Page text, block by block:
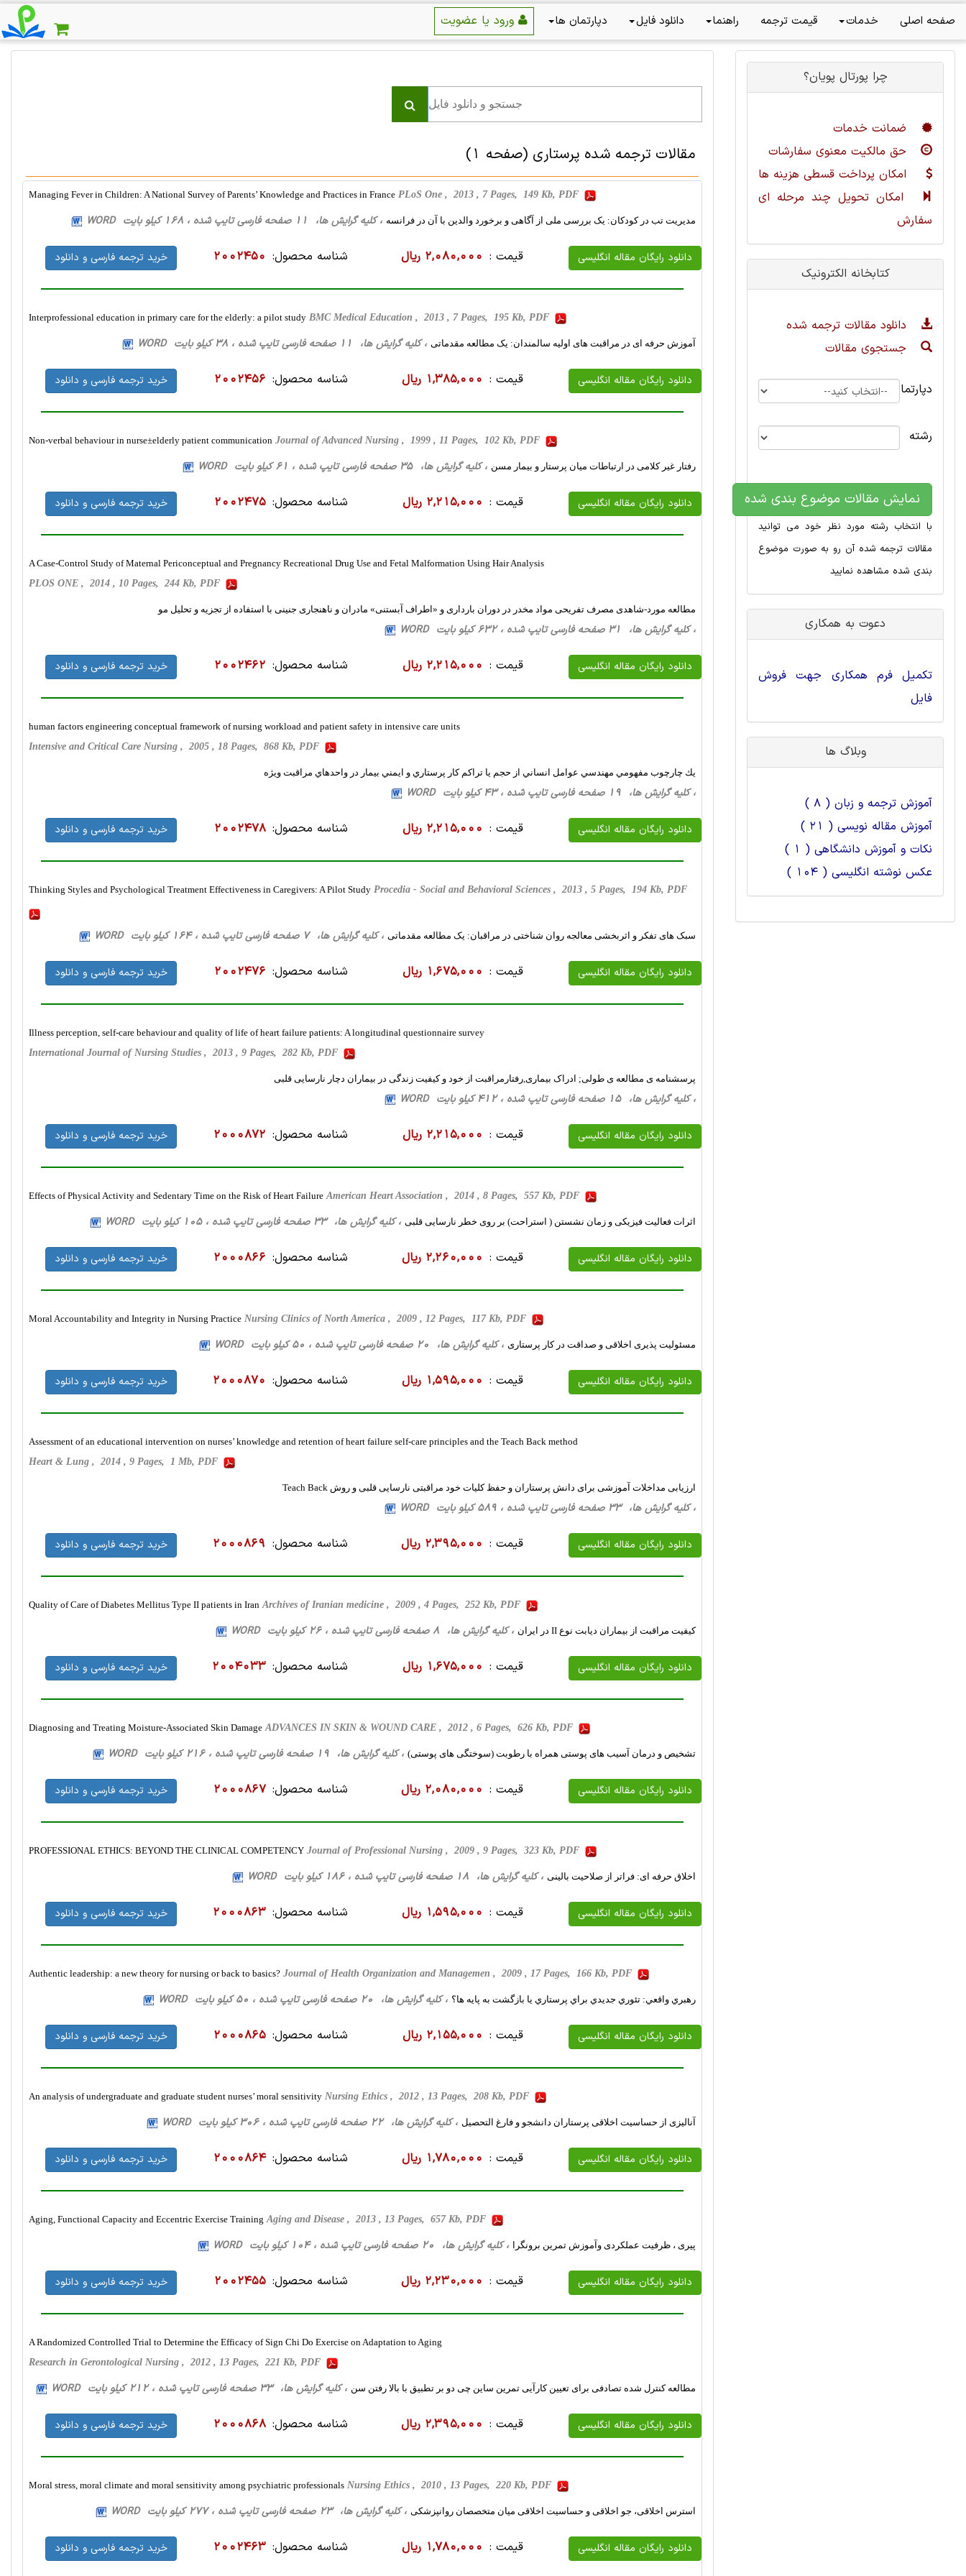
صفحه اصلی خدمات قیمت ترجمه راهنما دانلود فایل دپارتمان ها
مقالات ترجمه شده پرستاری (صفحه 1)
Managing Fever in Children: A National Survey of Parents’ Knowledge and Practices in France PLoS One , 2013 , 7 Pages, 149 Kb, PDF
مدیریت تب در کودکان: یک بررسی ملی از آگاهی و برخورد والدین با آن در فرانسه ، کلیه گرایش ها، 11 صفحه فارسی تایپ شده ، 168 کیلو بایت WORD
دانلود رایگان مقاله انگلیسی قیمت : 2,080,000 ریال شناسه محصول: 2002450 خرید ترجمه فارسی و دانلود
Interprofessional education in primary care for the elderly: a pilot study BMC Medical Education , 2013 , 7 Pages, 195 Kb, PDF
آموزش حرفه ای در مراقبت های اولیه سالمندان: یک مطالعه مقدماتی ، کلیه گرایش ها، 11 صفحه فارسی تایپ شده ، 38 کیلو بایت WORD
دانلود رایگان مقاله انگلیسی قیمت : 1,385,000 ریال شناسه محصول: 2002456 خرید ترجمه فارسی و دانلود
Non-verbal behaviour in nurse±elderly patient communication Journal of Advanced Nursing , 1999 , 11 Pages, 102 Kb, PDF
رفتار غیر کلامی در ارتباطات میان پرستار و بیمار مسن ، کلیه گرایش ها، 35 صفحه فارسی تایپ شده ، 61 کیلو بایت WORD
دانلود رایگان مقاله انگلیسی قیمت : 2,215,000 ریال شناسه محصول: 2002475 خرید ترجمه فارسی و دانلود
A Case-Control Study of Maternal Periconceptual and Pregnancy Recreational Drug Use and Fetal Malformation Using Hair Analysis
PLOS ONE , 2014 , 10 Pages, 244 Kb, PDF
مطالعه مورد-شاهدی مصرف تفریحی مواد مخدر در دوران بارداری و «اطراف آبستنی» مادران و ناهنجاری جنینی با استفاده از تجزیه و تحلیل مو
، کلیه گرایش ها، 31 صفحه فارسی تایپ شده ، 632 کیلو بایت WORD
دانلود رایگان مقاله انگلیسی قیمت : 2,215,000 ریال شناسه محصول: 2002462 خرید ترجمه فارسی و دانلود
human factors engineering conceptual framework of nursing workload and patient safety in intensive care units
Intensive and Critical Care Nursing , 2005 , 18 Pages, 868 Kb, PDF
يك چارچوب مفهومي مهندسي عوامل انساني از حجم يا تراكم كار پرستاري و ايمني بيمار در واحدهاي مراقبت ويژه
، کلیه گرایش ها، 19 صفحه فارسی تایپ شده ، 43 کیلو بایت WORD
دانلود رایگان مقاله انگلیسی قیمت : 2,215,000 ریال شناسه محصول: 2002478 خرید ترجمه فارسی و دانلود
Thinking Styles and Psychological Treatment Effectiveness in Caregivers: A Pilot Study Procedia - Social and Behavioral Sciences , 2013 , 5 Pages, 194 Kb, PDF
سبک های تفکر و اثربخشی معالجه روان شناختی در مراقبان: یک مطالعه مقدماتی ، کلیه گرایش ها، 7 صفحه فارسی تایپ شده ، 164 کیلو بایت WORD
دانلود رایگان مقاله انگلیسی قیمت : 1,675,000 ریال شناسه محصول: 2002476 خرید ترجمه فارسی و دانلود
Illness perception, self-care behaviour and quality of life of heart failure patients: A longitudinal questionnaire survey
International Journal of Nursing Studies , 2013 , 9 Pages, 282 Kb, PDF
پرسشنامه ی مطالعه ی طولی; ادراک بیماری,رفتارمراقبت از خود و کیفیت زندگی در بیماران دچار نارسایی قلبی
، کلیه گرایش ها، 15 صفحه فارسی تایپ شده ، 412 کیلو بایت WORD
دانلود رایگان مقاله انگلیسی قیمت : 2,215,000 ریال شناسه محصول: 2000872 خرید ترجمه فارسی و دانلود
Effects of Physical Activity and Sedentary Time on the Risk of Heart Failure American Heart Association , 2014 , 8 Pages, 557 Kb, PDF
اثرات فعالیت فیزیکی و زمان نشستن ( استراحت) بر روی خطر نارسایی قلبی ، کلیه گرایش ها، 33 صفحه فارسی تایپ شده ، 105 کیلو بایت WORD
دانلود رایگان مقاله انگلیسی قیمت : 2,260,000 ریال شناسه محصول: 2000866 خرید ترجمه فارسی و دانلود
Moral Accountability and Integrity in Nursing Practice Nursing Clinics of North America , 2009 , 12 Pages, 117 Kb, PDF
مسئولیت پذیری اخلاقی و صداقت در کار پرستاری ، کلیه گرایش ها، 20 صفحه فارسی تایپ شده ، 50 کیلو بایت WORD
دانلود رایگان مقاله انگلیسی قیمت : 1,595,000 ریال شناسه محصول: 2000870 خرید ترجمه فارسی و دانلود
Assessment of an educational intervention on nurses’ knowledge and retention of heart failure self-care principles and the Teach Back method
Heart & Lung , 2014 , 9 Pages, 1 Mb, PDF
ارزیابی مداخلات آموزشی برای دانش پرستاران و حفظ کلیات خود مراقبتی نارسایی قلبی و روش Teach Back
، کلیه گرایش ها، 33 صفحه فارسی تایپ شده ، 589 کیلو بایت WORD
دانلود رایگان مقاله انگلیسی قیمت : 2,395,000 ریال شناسه محصول: 2000869 خرید ترجمه فارسی و دانلود
Quality of Care of Diabetes Mellitus Type II patients in Iran Archives of Iranian medicine , 2009 , 4 Pages, 252 Kb, PDF
کیفیت مراقبت از بیماران دیابت نوع II در ایران ، کلیه گرایش ها، 8 صفحه فارسی تایپ شده ، 26 کیلو بایت WORD
دانلود رایگان مقاله انگلیسی قیمت : 1,675,000 ریال شناسه محصول: 2004033 خرید ترجمه فارسی و دانلود
Diagnosing and Treating Moisture-Associated Skin Damage ADVANCES IN SKIN & WOUND CARE , 2012 , 6 Pages, 626 Kb, PDF
تشخیص و درمان آسیب های پوستی همراه با رطوبت (سوختگی های پوستی) ، کلیه گرایش ها، 19 صفحه فارسی تایپ شده ، 216 کیلو بایت WORD
دانلود رایگان مقاله انگلیسی قیمت : 2,080,000 ریال شناسه محصول: 2000867 خرید ترجمه فارسی و دانلود
PROFESSIONAL ETHICS: BEYOND THE CLINICAL COMPETENCY Journal of Professional Nursing , 2009 , 9 Pages, 323 Kb, PDF
اخلاق حرفه ای: فراتر از صلاحیت بالینی ، کلیه گرایش ها، 18 صفحه فارسی تایپ شده ، 186 کیلو بایت WORD
دانلود رایگان مقاله انگلیسی قیمت : 1,595,000 ریال شناسه محصول: 2000863 خرید ترجمه فارسی و دانلود
Authentic leadership: a new theory for nursing or back to basics? Journal of Health Organization and Managemen , 2009 , 17 Pages, 166 Kb, PDF
رهبري واقعي: تئوري جديدي براي پرستاري يا بازگشت به پايه ها؟ ، کلیه گرایش ها، 20 صفحه فارسی تایپ شده ، 50 کیلو بایت WORD
دانلود رایگان مقاله انگلیسی قیمت : 2,155,000 ریال شناسه محصول: 2000865 خرید ترجمه فارسی و دانلود
An analysis of undergraduate and graduate student nurses’ moral sensitivity Nursing Ethics , 2012 , 13 Pages, 208 Kb, PDF
آنالیزی از حساسیت اخلاقی پرستاران دانشجو و فارغ التحصیل ، کلیه گرایش ها، 22 صفحه فارسی تایپ شده ، 306 کیلو بایت WORD
دانلود رایگان مقاله انگلیسی قیمت : 1,780,000 ریال شناسه محصول: 2000864 خرید ترجمه فارسی و دانلود
Aging, Functional Capacity and Eccentric Exercise Training Aging and Disease , 2013 , 13 Pages, 657 Kb, PDF
پیری ، ظرفیت عملکردی وآموزش تمرین برونگرا ، کلیه گرایش ها، 20 صفحه فارسی تایپ شده ، 104 کیلو بایت WORD
دانلود رایگان مقاله انگلیسی قیمت : 2,230,000 ریال شناسه محصول: 2002455 خرید ترجمه فارسی و دانلود
A Randomized Controlled Trial to Determine the Efficacy of Sign Chi Do Exercise on Adaptation to Aging
Research in Gerontological Nursing , 2012 , 13 Pages, 221 Kb, PDF
مطالعه کنترل شده تصادفی برای تعیین کارآیی تمرین ساین چی دو بر تطبیق با بالا رفتن سن ، کلیه گرایش ها، 33 صفحه فارسی تایپ شده ، 212 کیلو بایت WORD
دانلود رایگان مقاله انگلیسی قیمت : 2,395,000 ریال شناسه محصول: 2000868 خرید ترجمه فارسی و دانلود
Moral stress, moral climate and moral sensitivity among psychiatric professionals Nursing Ethics , 2010 , 13 Pages, 220 Kb, PDF
استرس اخلاقی، جو اخلاقی و حساسیت اخلاقی میان متخصصان روانپزشکی ، کلیه گرایش ها، 23 صفحه فارسی تایپ شده ، 277 کیلو بایت WORD
دانلود رایگان مقاله انگلیسی قیمت : 1,780,000 ریال شناسه محصول: 2002463 خرید ترجمه فارسی و دانلود
چرا پورتال پویان؟
ضمانت خدمات
حق مالکیت معنوی سفارشات
امکان پرداخت قسطی هزینه ها
امکان تحویل چند مرحله ای
سفارش
کتابخانه الکترونیک
دانلود مقالات ترجمه شده
جستجوی مقالات
دپارتمان
رشته
نمایش مقالات موضوع بندی شده
با انتخاب رشته مورد نظر خود می توانید
مقالات ترجمه شده آن رو به صورت موضوع
بندی شده مشاهده نمایید
دعوت به همکاری
تکمیل فرم همکاری جهت فروش
فایل
وبلاگ ها
آموزش ترجمه و زبان ( 8 )
آموزش مقاله نویسی ( 21 )
نکات و آموزش دانشگاهی ( 1 )
عکس نوشته انگلیسی ( 104 )